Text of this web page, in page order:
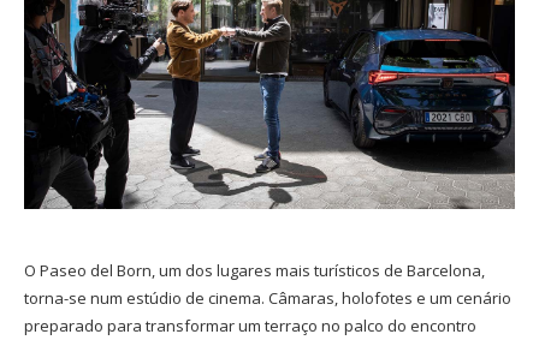
O Paseo del Born, um dos lugares mais turísticos de Barcelona,
torna-se num estúdio de cinema. Câmaras, holofotes e um cenário
preparado para transformar um terraço no palco do encontro